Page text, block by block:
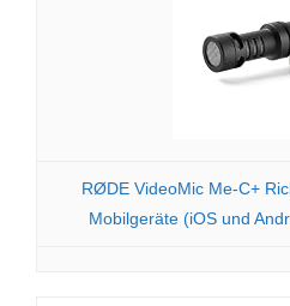
RØDE VideoMic Me-C+
Mobilgeräte (iOS und